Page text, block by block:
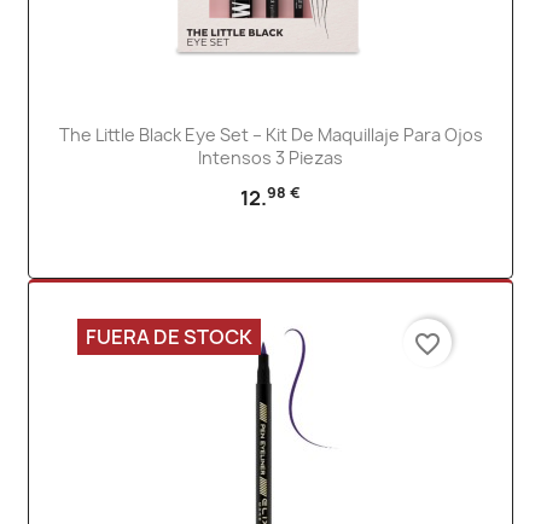
The Little Black Eye Set – Kit De Maquillaje Para Ojos
Intensos 3 Piezas
12.98 €
FUERA DE STOCK favorite_border